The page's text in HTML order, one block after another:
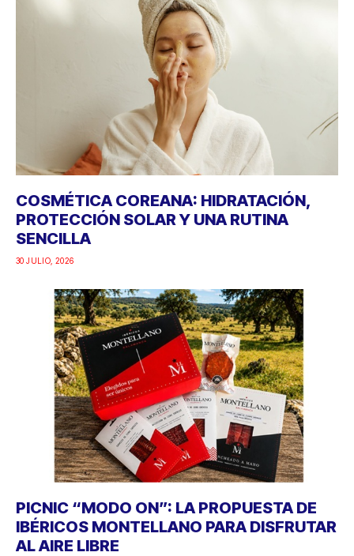
COSMÉTICA COREANA: HIDRATACIÓN,
PROTECCIÓN SOLAR Y UNA RUTINA
SENCILLA
30 JULIO, 2026
PICNIC “MODO ON”: LA PROPUESTA DE
IBÉRICOS MONTELLANO PARA DISFRUTAR
AL AIRE LIBRE